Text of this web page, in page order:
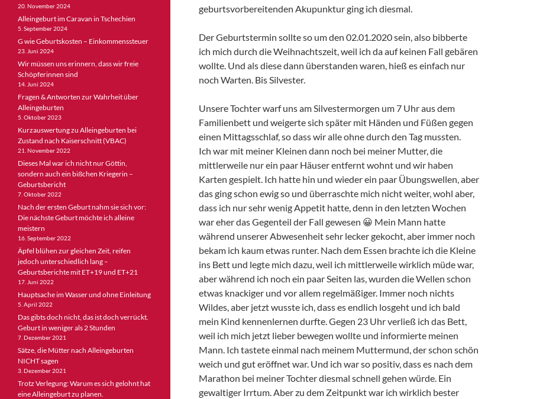
geburtsvorbereitenden Akupunktur ging ich diesmal.
Der Geburtstermin sollte so um den 02.01.2020 sein, also bibberte
ich mich durch die Weihnachtszeit, weil ich da auf keinen Fall gebären
wollte. Und als diese dann überstanden waren, hieß es einfach nur
noch Warten. Bis Silvester.
Unsere Tochter warf uns am Silvestermorgen um 7 Uhr aus dem
Familienbett und weigerte sich später mit Händen und Füßen gegen
einen Mittagsschlaf, so dass wir alle ohne durch den Tag mussten.
Ich war mit meiner Kleinen dann noch bei meiner Mutter, die
mittlerweile nur ein paar Häuser entfernt wohnt und wir haben
Karten gespielt. Ich hatte hin und wieder ein paar Übungswellen, aber
das ging schon ewig so und überraschte mich nicht weiter, wohl aber,
dass ich nur sehr wenig Appetit hatte, denn in den letzten Wochen
war eher das Gegenteil der Fall gewesen 😀 Mein Mann hatte
während unserer Abwesenheit sehr lecker gekocht, aber immer noch
bekam ich kaum etwas runter. Nach dem Essen brachte ich die Kleine
ins Bett und legte mich dazu, weil ich mittlerweile wirklich müde war,
aber während ich noch ein paar Seiten las, wurden die Wellen schon
etwas knackiger und vor allem regelmäßiger. Immer noch nichts
Wildes, aber jetzt wusste ich, dass es endlich losgeht und ich bald
mein Kind kennenlernen durfte. Gegen 23 Uhr verließ ich das Bett,
weil ich mich jetzt lieber bewegen wollte und informierte meinen
Mann. Ich tastete einmal nach meinem Muttermund, der schon schön
weich und gut eröffnetwar. Und ich war so positiv, dass es nach dem
Marathon bei meiner Tochter diesmal schnell gehen würde. Ein
gewaltiger Irrtum. Aber zu dem Zeitpunkt war ich wirklich bester
20. November 2024
Alleingeburt im Caravan in Tschechien
5. September 2024
G wie Geburtskosten – Einkommenssteuer
23. Juni 2024
Wir müssen uns erinnern, dass wir freie
Schöpferinnen sind
14. Juni 2024
Fragen & Antworten zur Wahrheit über
Alleingeburten
5. Oktober 2023
Kurzauswertung zu Alleingeburten bei
Zustand nach Kaiserschnitt (VBAC)
21. November 2022
Dieses Mal war ich nicht nur Göttin,
sondern auch ein bißchen Kriegerin –
Geburtsbericht
7. Oktober 2022
Nach der ersten Geburt nahm sie sich vor:
Die nächste Geburt möchte ich alleine
meistern
16. September 2022
Äpfel blühen zur gleichen Zeit, reifen
jedoch unterschiedlich lang –
Geburtsberichte mit ET+19 und ET+21
17. Juni 2022
Hauptsache im Wasser und ohne Einleitung
5. April 2022
Das gibts doch nicht, das ist doch verrückt.
Geburt in weniger als 2 Stunden
7. Dezember 2021
Sätze, die Mütter nach Alleingeburten
NICHT sagen
3. Dezember 2021
Trotz Verlegung: Warum es sich gelohnt hat
eine Alleingeburt zu planen.